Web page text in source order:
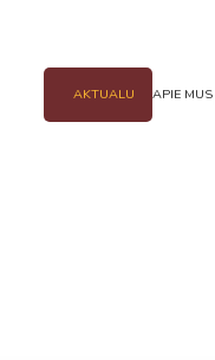
AKTUALU APIE MUS